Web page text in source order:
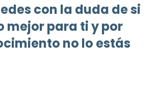
con la duda de si
mejor para ti y por
no lo estás